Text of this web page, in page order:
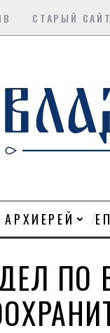
СТАРЫЙ САЙТ
АРХИЕРЕЙ
ПО